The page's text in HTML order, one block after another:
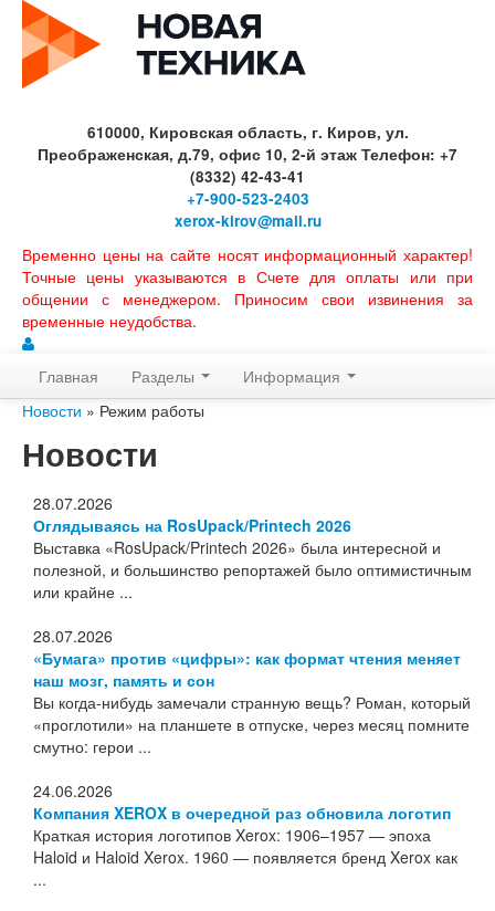
610000, Кировская область, г. Киров, ул.
Преображенская, д.79, офис 10, 2-й этаж Телефон: +7
(8332) 42-43-41
+7-900-523-2403
xerox-kirov@mail.ru
Временно цены на сайте носят информационный характер!
Точные цены указываются в Счете для оплаты или при
общении с менеджером. Приносим свои извинения за
временные неудобства.
Главная Разделы
Информация
Новости » Режим работы
Новости
28.07.2026
Оглядываясь на RosUpack/Printech 2026
Выставка «RosUpack/Printech 2026» была интересной и
полезной, и большинство репортажей было оптимистичным
или крайне ...
28.07.2026
«Бумага» против «цифры»: как формат чтения меняет
наш мозг, память и сон
Вы когда-нибудь замечали странную вещь? Роман, который
«проглотили» на планшете в отпуске, через месяц помните
смутно: герои ...
24.06.2026
Компания XEROX в очередной раз обновила логотип
Краткая история логотипов Xerox: 1906–1957 — эпоха
Haloid и Haloid Xerox. 1960 — появляется бренд Xerox как
...